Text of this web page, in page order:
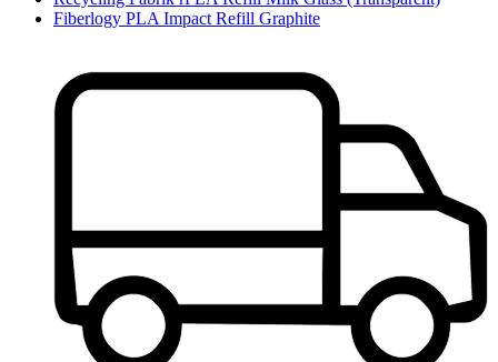
Fiberlogy PLA Impact Refill Graphite